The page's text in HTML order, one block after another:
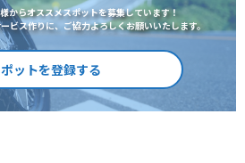
からオススメスポットを募集しています！
ビス作りに、ご協力よろしくお願いいたします。
ットを登録する